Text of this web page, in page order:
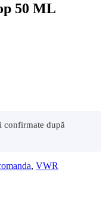
50 ML
confirmate după
, VWR